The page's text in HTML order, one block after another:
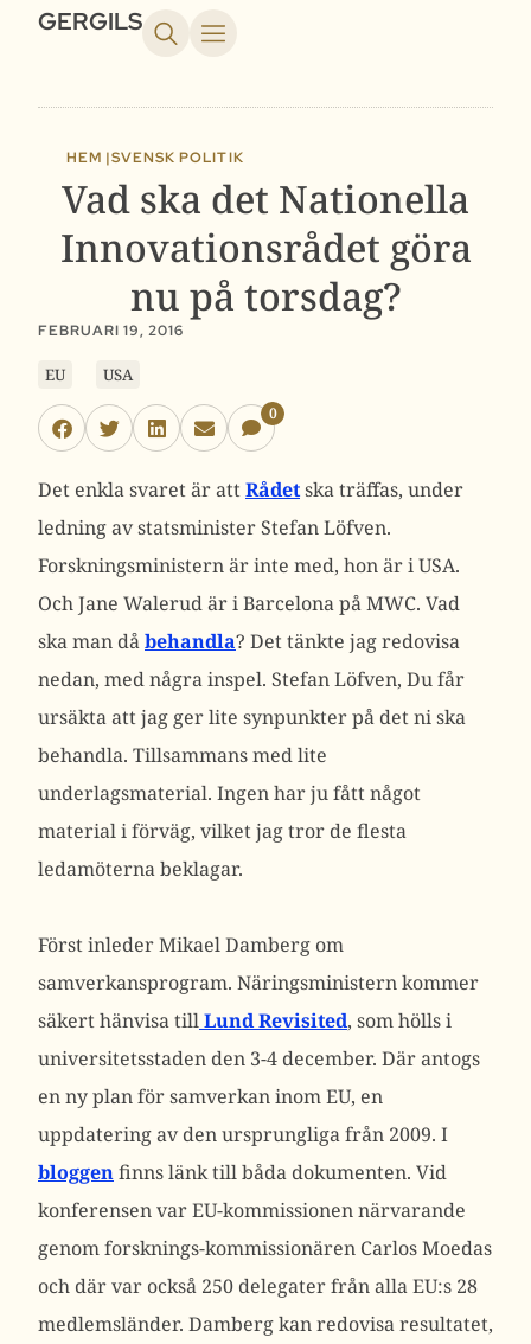
GERGILS
HEM |SVENSK POLITIK
Vad ska det Nationella
Innovationsrådet göra
nu på torsdag?
FEBRUARI 19, 2016
EU USA
0
Det enkla svaret är attRådetska träffas, under
ledning av statsminister Stefan Löfven.
Forskningsministern är inte med, hon är i USA.
Och Jane Walerud är i Barcelona på MWC. Vad
ska man dåbehandla? Det tänkte jag redovisa
nedan, med några inspel. Stefan Löfven, Du får
ursäkta att jag ger lite synpunkter på det ni ska
behandla. Tillsammans med lite
underlagsmaterial. Ingen har ju fått något
material i förväg, vilket jag tror de flesta
ledamöterna beklagar.
Först inleder Mikael Damberg om
samverkansprogram. Näringsministern kommer
säkert hänvisa tillLund Revisited, som hölls i
universitetsstaden den 3-4 december. Där antogs
en ny plan för samverkan inom EU, en
uppdatering av den ursprungliga från 2009. I
bloggenfinns länk till båda dokumenten. Vid
konferensen var EU-kommissionen närvarande
genom forsknings-kommissionären Carlos Moedas
och där var också 250 delegater från alla EU:s 28
medlemsländer. Damberg kan redovisa resultatet,